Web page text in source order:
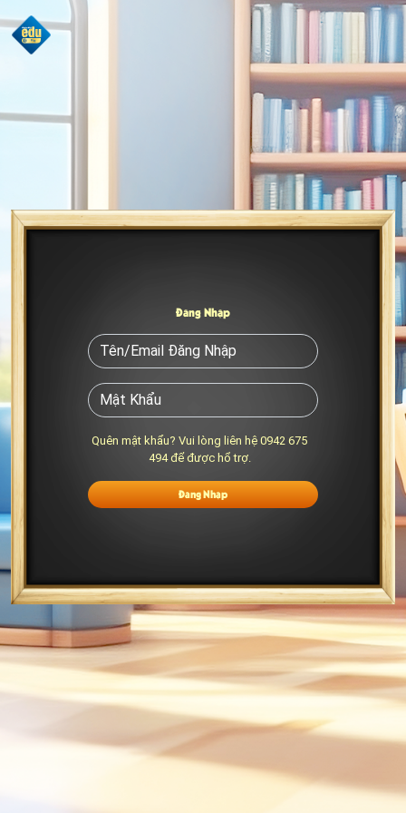
Đăng Nhập
Quên mật khẩu? Vui lòng liên hệ 0942 675
494 để được hổ trợ.
Đăng Nhập